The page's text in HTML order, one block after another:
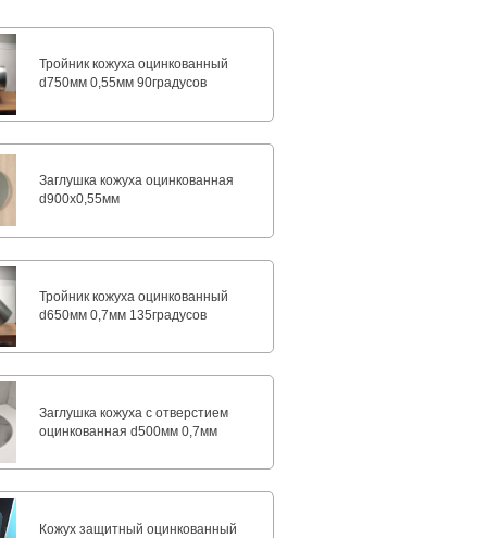
Тройник кожуха оцинкованный
d750мм 0,55мм 90градусов
Заглушка кожуха оцинкованная
d900х0,55мм
Тройник кожуха оцинкованный
d650мм 0,7мм 135градусов
Заглушка кожуха с отверстием
оцинкованная d500мм 0,7мм
Кожух защитный оцинкованный